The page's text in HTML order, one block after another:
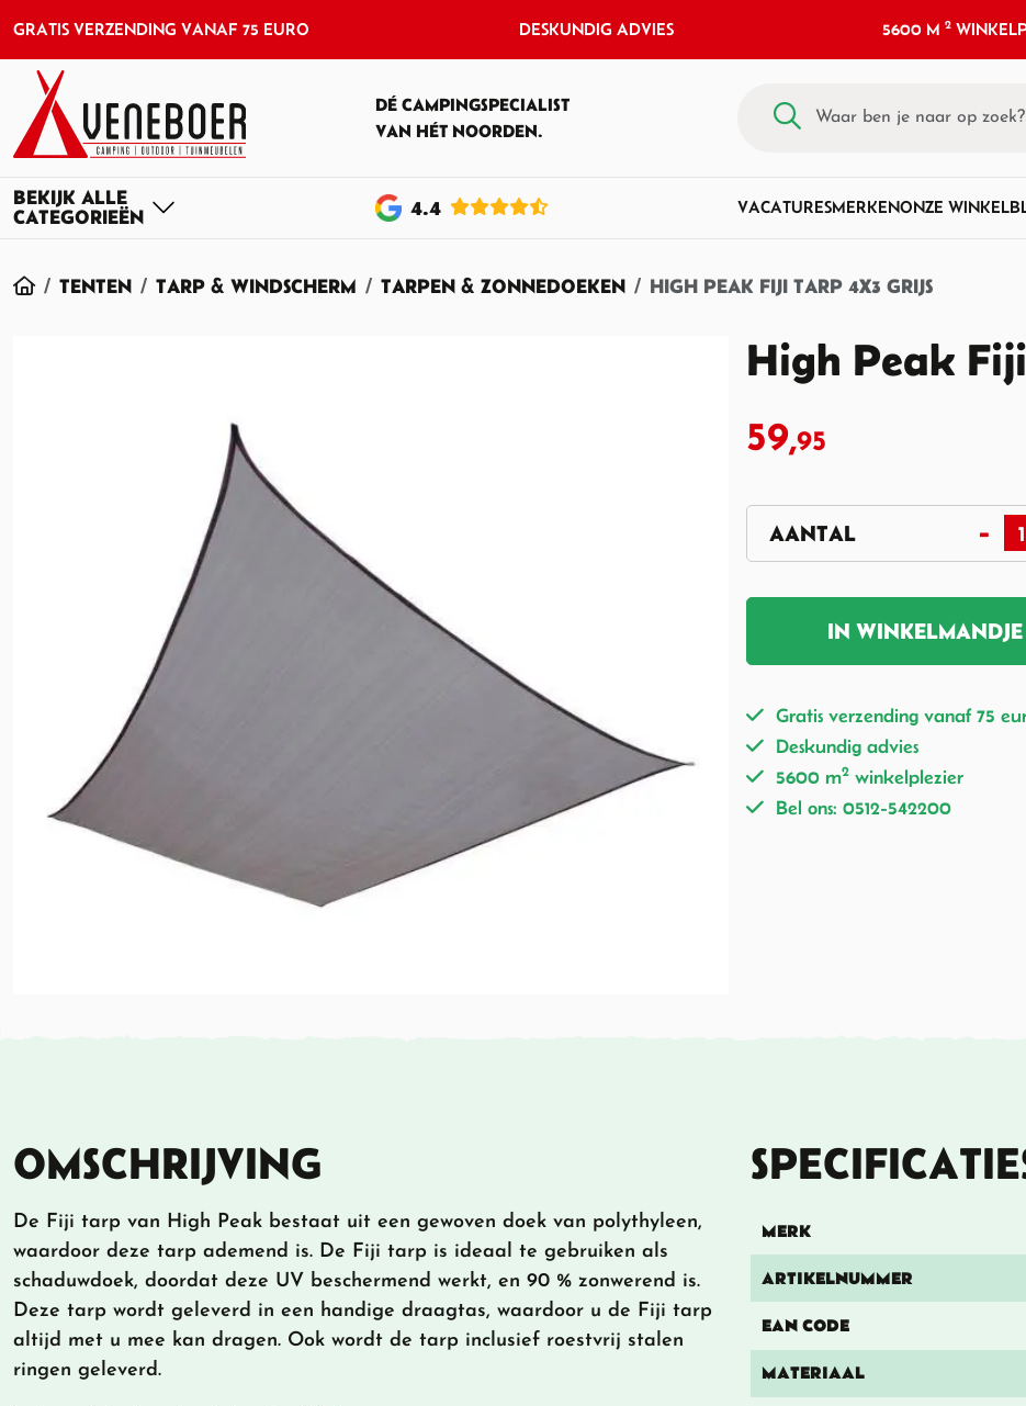
GRATIS VERZENDING VANAF 75 EURO DESKUNDIG ADVIES 5600 M2
DÉ CAMPINGSPECIALIST
VAN HÉT NOORDEN.
4.4 VACATURESMERKENONZE WINKEL
HOME
TENTEN TARP & WINDSCHERM TARPEN & ZONNEDOEKEN HIGH PEAK FIJI TARP 4X3 GRIJS
High Peak
59,95
IN WINKELMANDJE
Gratis verzending vanaf 75
Deskundig advies
5600 m2 winkelplezier
Bel ons: 0512-542200
OMSCHRIJVING
De Fiji tarp van High Peak bestaat uit een gewoven doek van polythyleen,
waardoor deze tarp ademend is. De Fiji tarp is ideaal te gebruiken als
schaduwdoek, doordat deze UV beschermend werkt, en 90 % zonwerend is.
Deze tarp wordt geleverd in een handige draagtas, waardoor u de Fiji tarp
altijd met u mee kan dragen. Ook wordt de tarp inclusief roestvrij stalen
ringen geleverd.
MERK
ARTIKELNUMMER
EAN CODE
MATERIAAL